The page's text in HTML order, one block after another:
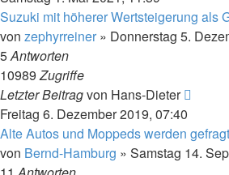
Suzuki mit höherer Wertsteigerung als
von zephyrreiner » Donnerstag 5.
5Antworten
10989Zugriffe
Letzter Beitragvon Hans-Dieter
Freitag 6. Dezember 2019, 07:40
Alte Autos und Moppeds werden
von Bernd-Hamburg » Samstag 14.